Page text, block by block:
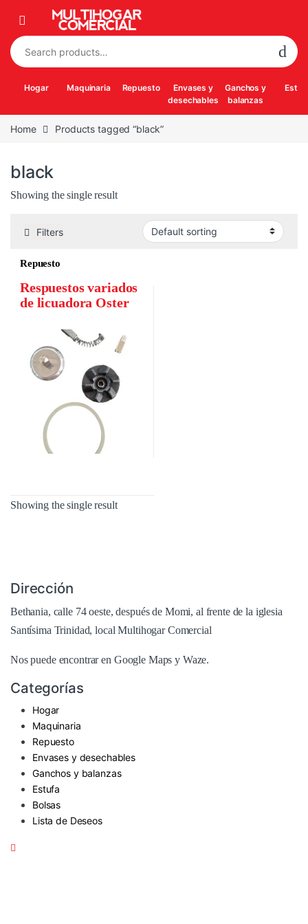
Skip to navigation
Skip to content
Search for:
Hogar Maquinaria Repuesto
Envases y
desechables
Ganchos y
balanzas
Home Products tagged “black”
black
Showing the single result
Filters
Repuesto
Respuestos variados
de licuadora Oster
Showing the single result
Dirección
Bethania, calle 74 oeste, después de Momi, al frente de la iglesia
Santísima Trinidad, local Multihogar Comercial
Nos puede encontrar en Google Maps y Waze.
Categorías
Hogar
Maquinaria
Repuesto
Envases y desechables
Ganchos y balanzas
Estufa
Bolsas
Lista de Deseos